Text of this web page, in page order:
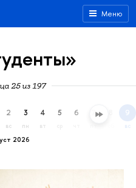
Меню
25 из 197
2026
2
вс
3
пн
4
вт
5 6 7 9
вс